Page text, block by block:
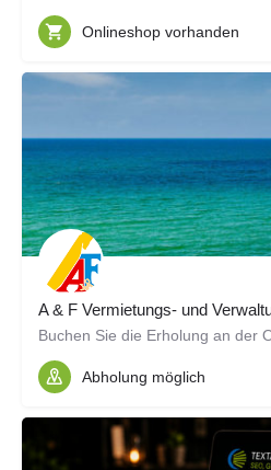
Onlineshop vorhanden
A & F Vermietungs- und
Buchen Sie die Erholung an der
Abholung möglich